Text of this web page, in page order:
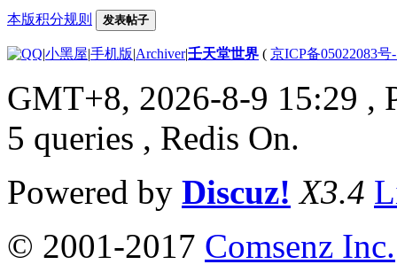
本版积分规则 发表帖子
|小黑屋|手机版|Archiver|壬天堂世界 ( 京ICP备05022083号
GMT+8, 2026-8-9 15:29 ,
5 queries , Redis On.
Powered by Discuz! X3.4
© 2001-2017 Comsenz Inc.